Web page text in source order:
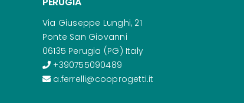
Via Giuseppe Lunghi, 21
Ponte San Giovanni
06135 Perugia (PG) Italy
+390755090489
a.ferrelli@cooprogetti.it